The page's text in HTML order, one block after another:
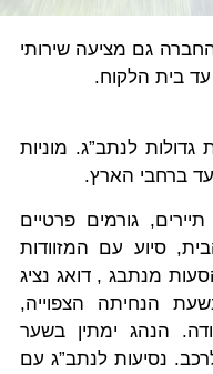
גם מציעה שירותי
עד בית הלקוח.
לנתב”ג. מוניות
ברחבי הארץ.
תיירים, גורמים פרטיים
סיוע עם המזוודות
מנתבג , דואג נציג
הנחיתה הצפוייה,
הנהג ימתין בשער
נסיעות לנתב”ג עם